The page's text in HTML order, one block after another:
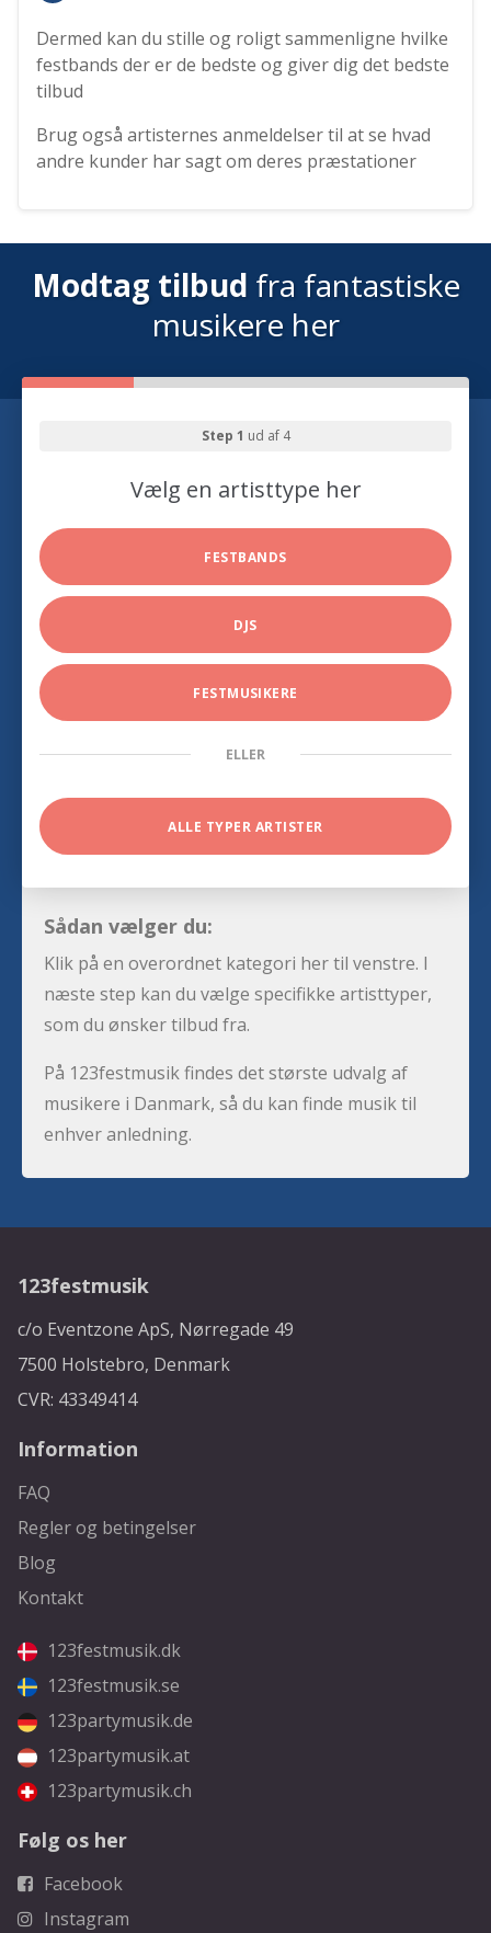
Dermed kan du stille og roligt sammenligne hvilke
festbands der er de bedste og giver dig det bedste
tilbud
Brug også artisternes anmeldelser til at se hvad
andre kunder har sagt om deres præstationer
Modtag tilbud fra fantastiske
musikere her
Step 1 ud af 4
Vælg en artisttype her
FESTBANDS
DJS
FESTMUSIKERE
ELLER
ALLE TYPER ARTISTER
Sådan vælger du:
Klik på en overordnet kategori her til venstre. I
næste step kan du vælge specifikke artisttyper,
som du ønsker tilbud fra.
På 123festmusik findes det største udvalg af
musikere i Danmark, så du kan finde musik til
enhver anledning.
123festmusik
c/o Eventzone ApS, Nørregade 49
7500 Holstebro, Denmark
CVR: 43349414
Information
FAQ
Regler og betingelser
Blog
Kontakt
123festmusik.dk
123festmusik.se
123partymusik.de
123partymusik.at
123partymusik.ch
Følg os her
Facebook
Instagram